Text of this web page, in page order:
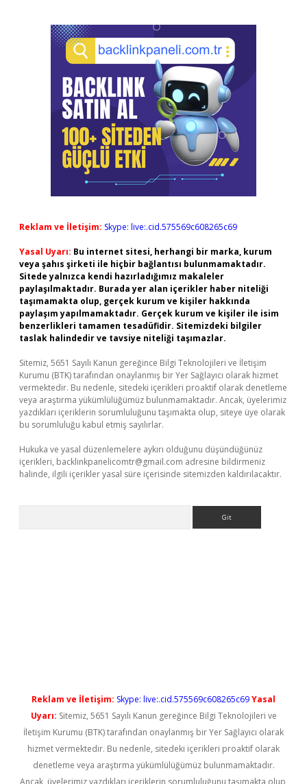
Reklam ve İletişim: Skype: live:.cid.575569c608265c69
Yasal Uyarı: Bu internet sitesi, herhangi bir marka, kurum
veya şahıs şirketi ile hiçbir bağlantısı bulunmamaktadır.
Sitede yalnızca kendi hazırladığımız makaleler
paylaşılmaktadır. Burada yer alan içerikler haber niteliği
taşımamakta olup, gerçek kurum ve kişiler hakkında
paylaşım yapılmamaktadır. Gerçek kurum ve kişiler ile isim
benzerlikleri tamamen tesadüfidir. Sitemizdeki bilgiler
taslak halindedir ve tavsiye niteliği taşımazlar.
Sitemiz, 5651 Sayılı Kanun gereğince Bilgi Teknolojileri ve İletişim
Kurumu (BTK) tarafından onaylanmış bir Yer Sağlayıcı olarak hizmet
vermektedir. Bu nedenle, sitedeki içerikleri proaktif olarak denetleme
veya araştırma yükümlülüğümüz bulunmamaktadır. Ancak, üyelerimiz
yazdıkları içeriklerin sorumluluğunu taşımakta olup, siteye üye olarak
bu sorumluluğu kabul etmiş sayılırlar.
Hukuka ve yasal düzenlemelere aykırı olduğunu düşündüğünüz
içerikleri, backlinkpanelicomtr@gmail.com adresine bildirmeniz
halinde, ilgili içerikler yasal süre içerisinde sitemizden kaldırılacaktır.
Reklam ve İletişim: Skype: live:.cid.575569c608265c69Yasal
Uyarı: Sitemiz, 5651 Sayılı Kanun gereğince Bilgi Teknolojileri ve
İletişim Kurumu (BTK) tarafından onaylanmış bir Yer Sağlayıcı olarak
hizmet vermektedir. Bu nedenle, sitedeki içerikleri proaktif olarak
denetleme veya araştırma yükümlülüğümüz bulunmamaktadır.
Ancak, üyelerimiz yazdıkları içeriklerin sorumluluğunu taşımakta olup,